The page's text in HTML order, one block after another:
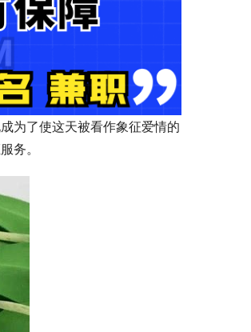
为了使这天被看作象征爱情的
务。